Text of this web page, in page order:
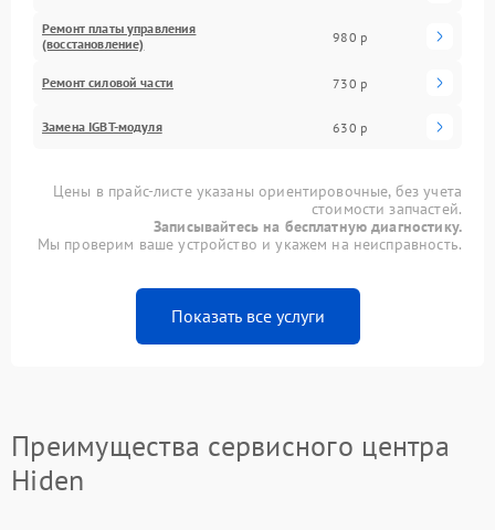
Ремонт платы управления
(восстановление)
980 р
Ремонт силовой части 730 р
Замена IGBT-модуля 630 р
Цены в прайс-листе указаны ориентировочные, без учета
стоимости запчастей.
Записывайтесь на бесплатную диагностику.
Мы проверим ваше устройство и укажем на неисправность.
Показать все услуги
Преимущества сервисного центра
Hiden